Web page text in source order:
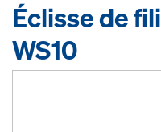
Éclisse de
WS10